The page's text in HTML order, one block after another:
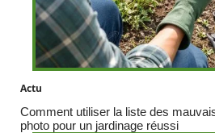
Actu
Comment utiliser la liste des
photo pour un jardinage réussi